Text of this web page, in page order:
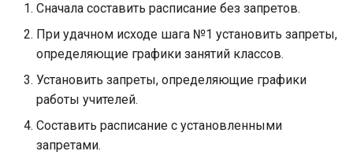
Сначала составить расписание без запретов.
При удачном исходе шага №1 установить запреты,
определяющие графики занятий классов.
Установить запреты, определяющие графики
работы учителей.
Составить расписание с установленными
запретами.